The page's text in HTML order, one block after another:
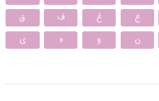
ع غ ف
ق
ن و ه ی